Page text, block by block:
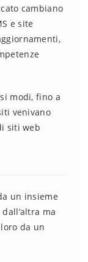
cambiano
e site
modi, fino a
venivano
siti web
un insieme
ma
da un